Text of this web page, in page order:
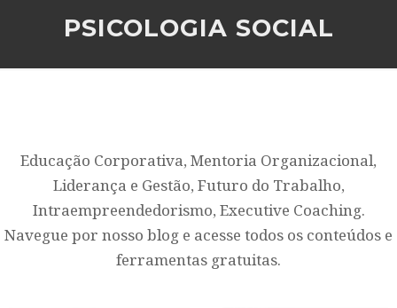
PSICOLOGIA SOCIAL
Educação Corporativa, Mentoria Organizacional,
Liderança e Gestão, Futuro do Trabalho,
Intraempreendedorismo, Executive Coaching.
Navegue por nosso blog e acesse todos os conteúdos e
ferramentas gratuitas.